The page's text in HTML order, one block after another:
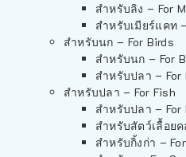
สำหรับลิง – For
สำหรับเมียร์แคท
สำหรับนก – For Birds
สำหรับนก – For
สำหรับปลา – For
สำหรับปลา – For Fish
สำหรับปลา – For
สำหรับสัตว์เลื้อย
สำหรับกิ้งก่า –